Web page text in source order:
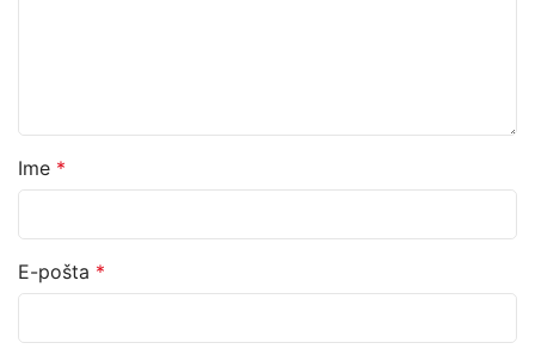
Ime *
E-pošta *